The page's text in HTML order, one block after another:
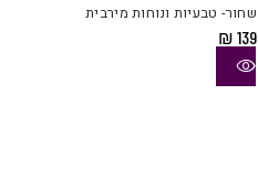
שחור- טבעיות ונוחות מירבית
₪ 139